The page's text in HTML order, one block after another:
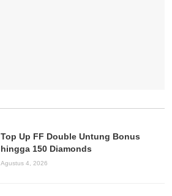
Top Up FF Double Untung Bonus
hingga 150 Diamonds
Agustus 4, 2026